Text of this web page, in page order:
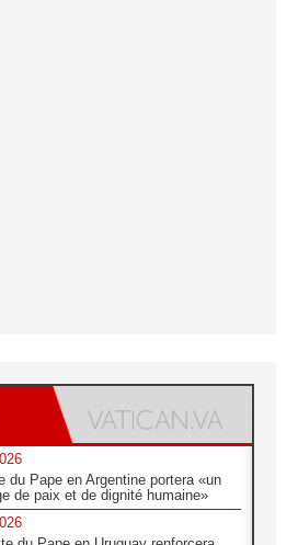
du Pape en Argentine portera «un
de paix et de dignité humaine»